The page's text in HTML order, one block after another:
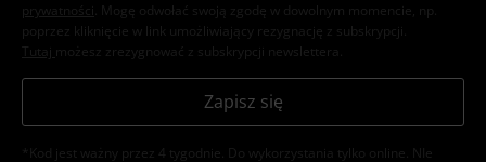
prywatności . Mogę odwołać swoją zgodę w dowolnym momencie, np.
poprzez kliknięcie w link umożliwiający rezygnację z subskrypcji.
Tutaj możesz zrezygnować z subskrypcji newslettera.
Zapisz się
*Kod jest ważny przez 4 tygodnie. Do wykorzystania tylko online. NIe